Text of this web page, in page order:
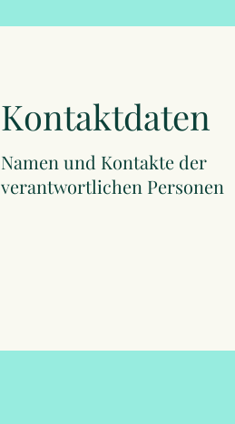
Kontaktdaten
Namen und Kontakte der
verantwortlichen Personen